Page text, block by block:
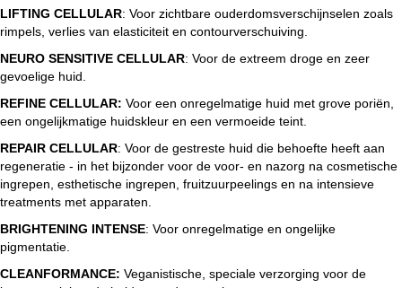
LIFTING CELLULAR: Voor zichtbare ouderdomsverschijnselen zoals
rimpels, verlies van elasticiteit en contourverschuiving.
NEURO SENSITIVE CELLULAR: Voor de extreem droge en zeer
gevoelige huid.
REFINE CELLULAR: Voor een onregelmatige huid met grove poriën,
een ongelijkmatige huidskleur en een vermoeide teint.
REPAIR CELLULAR: Voor de gestreste huid die behoefte heeft aan
regeneratie - in het bijzonder voor de voor- en nazorg na cosmetische
ingrepen, esthetische ingrepen, fruitzuurpeelings en na intensieve
treatments met apparaten.
BRIGHTENING INTENSE: Voor onregelmatige en ongelijke
pigmentatie.
CLEANFORMANCE: Veganistische, speciale verzorging voor de